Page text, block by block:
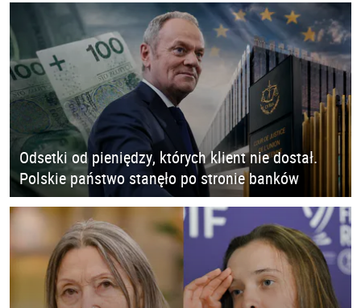
Odsetki od pieniędzy, których klient nie dostał.
Polskie państwo stanęło po stronie banków